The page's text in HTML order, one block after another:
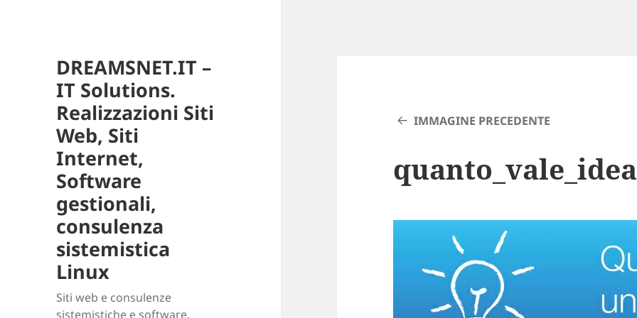
DREAMSNET.IT –
IT Solutions.
Realizzazioni Siti
Web, Siti
Internet,
Software
gestionali,
consulenza
sistemistica
Linux
Siti web e consulenze
sistemistiche e software.
IMMAGINE PRECEDENTE
quanto_vale_idea